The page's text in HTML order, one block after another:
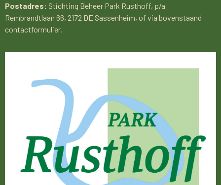
Postadres: Stichting Beheer Park Rusthoff, p/a
Rembrandtlaan 66, 2172 DE Sassenheim, of via bovenstaand
contactformulier.